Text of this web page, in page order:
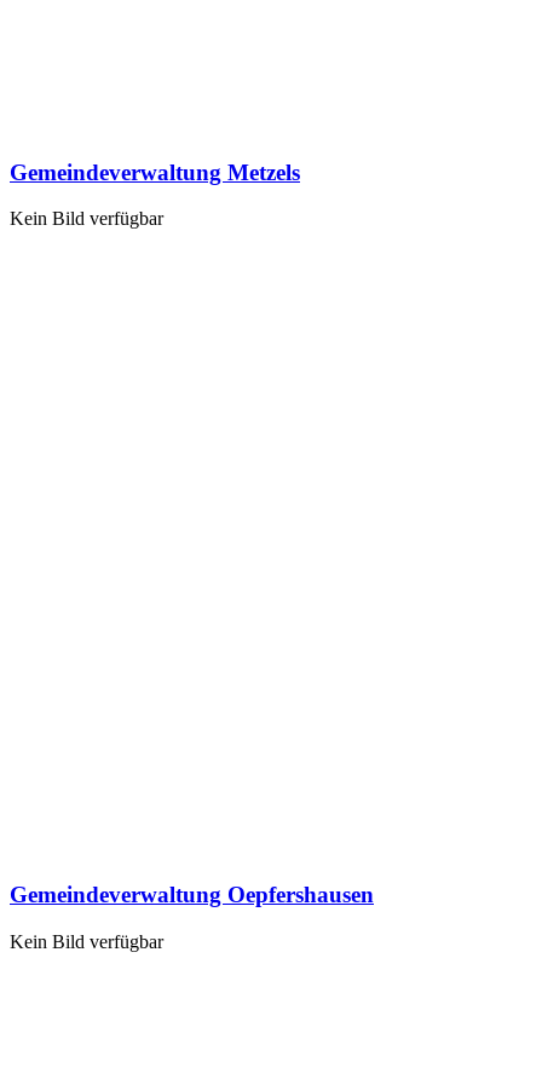
Gemeindeverwaltung Metzels
Kein Bild verfügbar
Gemeindeverwaltung Oepfershausen
Kein Bild verfügbar